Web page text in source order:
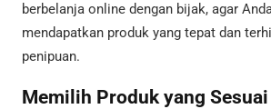
berbelanja online dengan bijak, agar
mendapatkan produk yang tepat dan
penipuan.
Memilih Produk yang Sesuai